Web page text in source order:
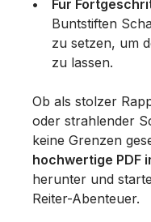
Für
Buntstiften
zu setzen, um
zu lassen.
Ob als stolzer
oder strahlender
keine Grenzen
hochwertige PDF
herunter und
Reiter-Abenteuer.